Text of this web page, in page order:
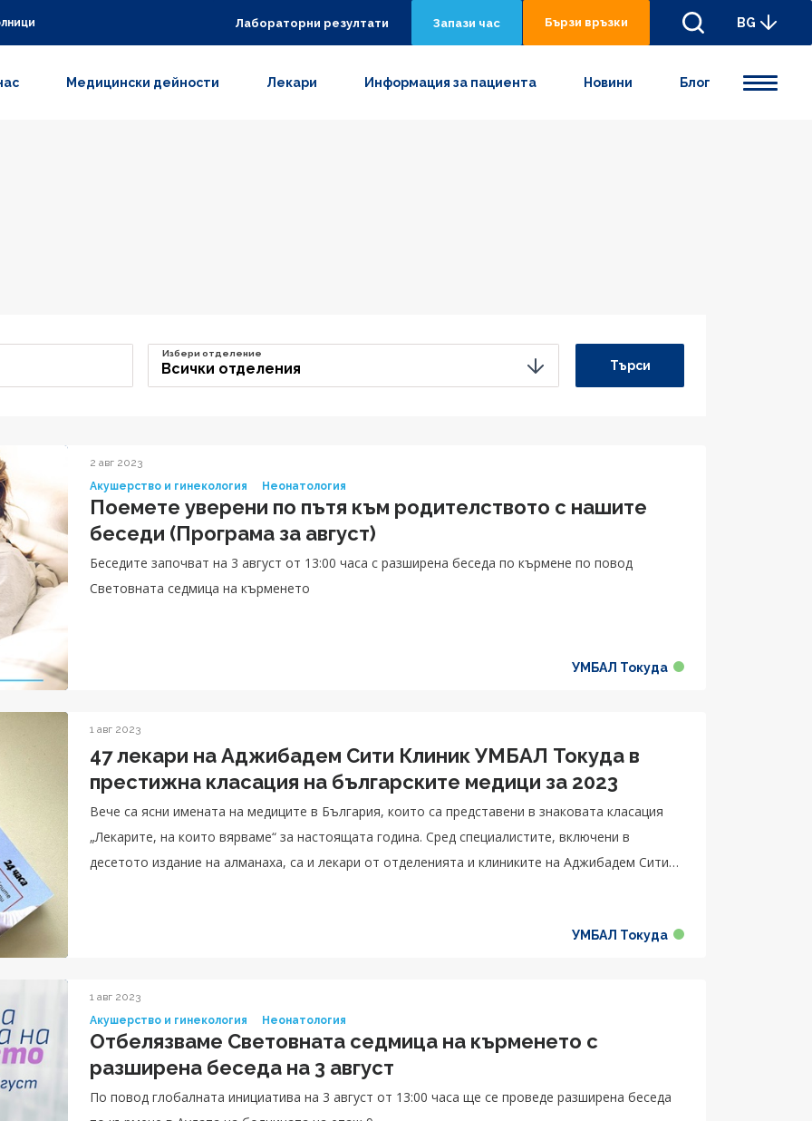
Лабораторни резултати Запази час Бързи връзки BG
Медицински дейности Лекари Информация за пациента Новини Блог
Всички отделения
Избери отделение
Търси
2 авг 2023
Акушерство и гинекология
Неонатология
Поемете уверени по пътя към родителството с нашите
беседи (Програма за август)
Беседите започват на 3 август от 13:00 часа с разширена беседа по кърмене по повод
Световната седмица на кърменето
УМБАЛ Токуда
1 авг 2023
47 лекари на Аджибадем Сити Клиник УМБАЛ Токуда в
престижна класация на българските медици за 2023
Вече са ясни имената на медиците в България, които са представени в знаковата класация
„Лекарите, на които вярваме“ за настоящата година. Сред специалистите, включени в
десетото издание на алманаха, са и лекари от отделенията и клиниките на Аджибадем Сити
УМБАЛ Токуда
1 авг 2023
Акушерство и гинекология
Неонатология
Отбелязваме Световната седмица на кърменето с
разширена беседа на 3 август
По повод глобалната инициатива на 3 август от 13:00 часа ще се проведе разширена беседа